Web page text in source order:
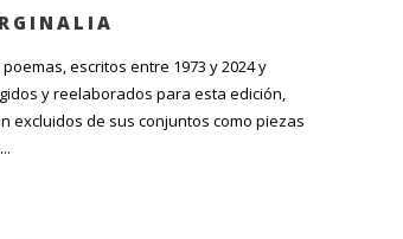
poemas, escritos entre 1973 y 2024 y
y reelaborados para esta edición,
excluidos de sus conjuntos como piezas